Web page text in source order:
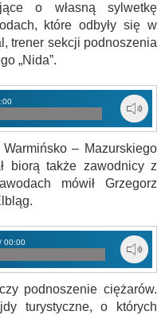
o własną sylwetkę
które odbyły się w
trener sekcji podnoszenia
„Nida”.
– Mazurskiego
biorą także zawodnicy z
mówił Grzegorz
00:00
podnoszenie ciężarów.
turystyczne, o których